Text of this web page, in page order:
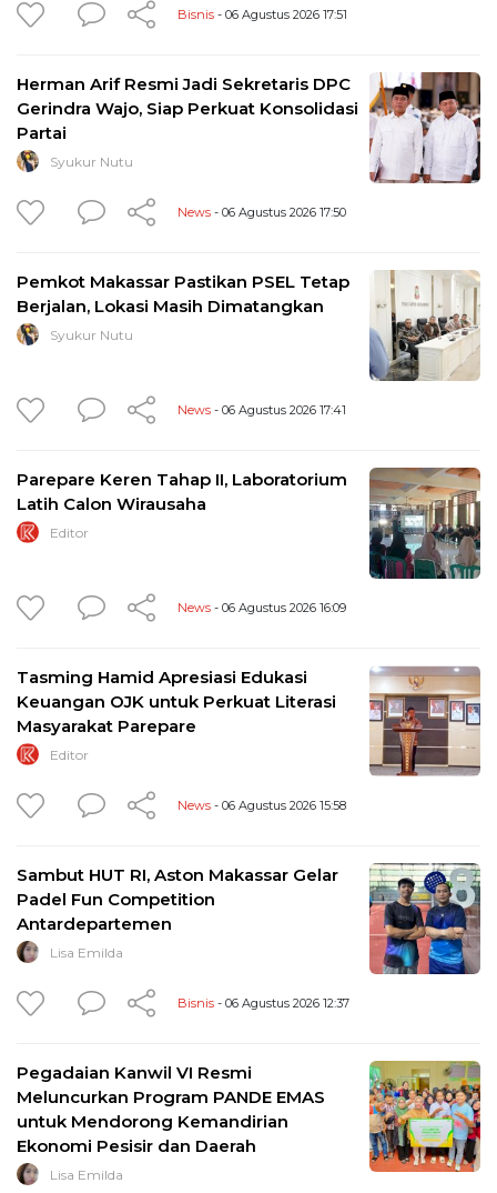
Bisnis - 06 Agustus 2026 17:51
Herman Arif Resmi Jadi Sekretaris DPC
Gerindra Wajo, Siap Perkuat Konsolidasi
Partai
Syukur Nutu
News - 06 Agustus 2026 17:50
Pemkot Makassar Pastikan PSEL Tetap
Berjalan, Lokasi Masih Dimatangkan
Syukur Nutu
News - 06 Agustus 2026 17:41
Parepare Keren Tahap II, Laboratorium
Latih Calon Wirausaha
Editor
News - 06 Agustus 2026 16:09
Tasming Hamid Apresiasi Edukasi
Keuangan OJK untuk Perkuat Literasi
Masyarakat Parepare
Editor
News - 06 Agustus 2026 15:58
Sambut HUT RI, Aston Makassar Gelar
Padel Fun Competition
Antardepartemen
Lisa Emilda
Bisnis - 06 Agustus 2026 12:37
Pegadaian Kanwil VI Resmi
Meluncurkan Program PANDE EMAS
untuk Mendorong Kemandirian
Ekonomi Pesisir dan Daerah
Lisa Emilda